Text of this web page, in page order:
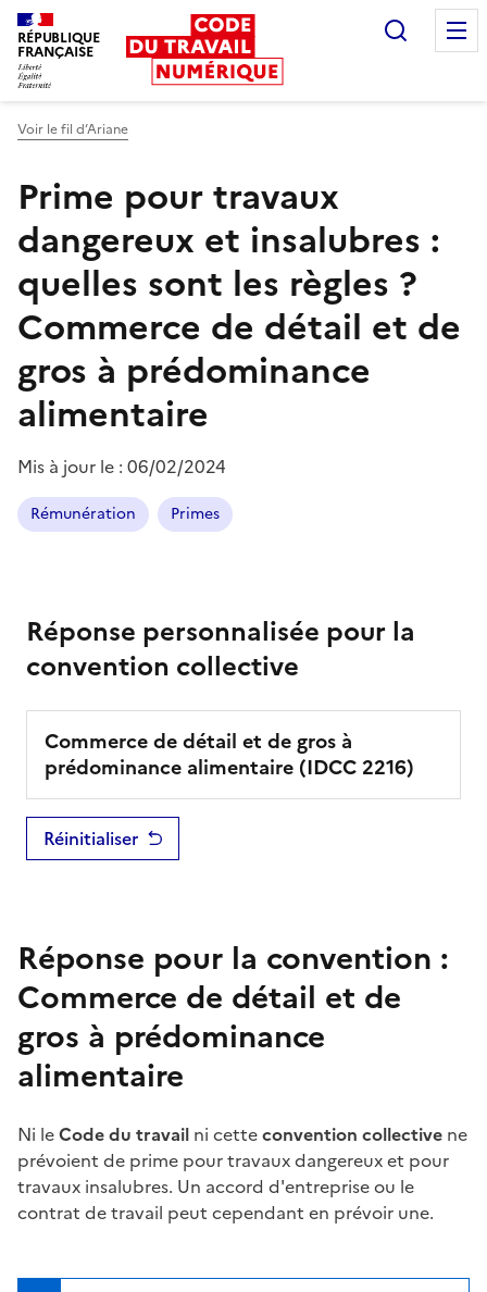
RÉPUBLIQUE
FRANÇAISE
Voir le fil d’Ariane
Prime pour travaux
dangereux et insalubres :
quelles sont les règles ?
Commerce de détail et de
gros à prédominance
alimentaire
Mis à jour le : 06/02/2024
Rémunération Primes
Réponse personnalisée pour la
convention collective
Commerce de détail et de gros à
prédominance alimentaire (IDCC 2216)
Réinitialiser
Réponse pour la convention :
Commerce de détail et de
gros à prédominance
alimentaire
Ni leCode du travail ni cetteconvention collective ne
prévoient de prime pour travaux dangereux et pour
travaux insalubres. Un accord d'entreprise ou le
contrat de travail peut cependant en prévoir une.